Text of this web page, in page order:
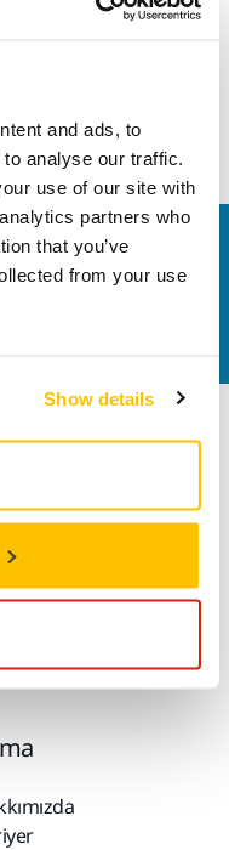
and ads, to
analyse our traffic.
use of our site with
partners who
that you’ve
from your use
Show details
konektör. Tüm Mirka®
için uygun
Lütfen bizimle